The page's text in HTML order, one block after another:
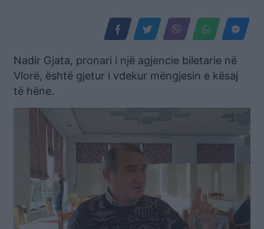
Nadir Gjata, pronari i një agjencie biletarie në
Vlorë, është gjetur i vdekur mëngjesin e kësaj
të hëne.